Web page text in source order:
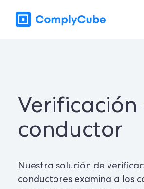
Verificación
conductor
Nuestra solución de
conductores examina a los